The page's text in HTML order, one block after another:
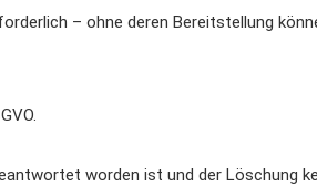
– ohne deren Bereitstellung
worden ist und der Löschung